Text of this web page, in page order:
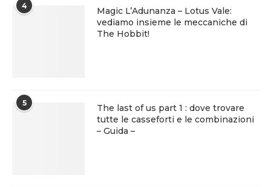
4
Magic L’Adunanza – Lotus Vale:
vediamo insieme le meccaniche di
The Hobbit!
5
The last of us part 1 : dove trovare
tutte le casseforti e le combinazioni
– Guida –